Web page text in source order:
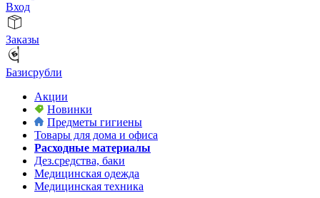
Вход
Заказы
Базисрубли
Акции
Новинки
Предметы гигиены
Товары для дома и офиса
Расходные материалы
Дез.средства, баки
Медицинская одежда
Медицинская техника